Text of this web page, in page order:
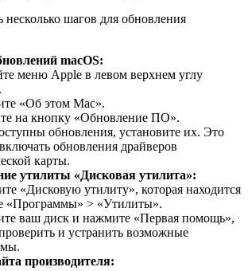
несколько шагов для обновления
macOS:
меню Apple в левом верхнем углу
«Об этом Mac».
на кнопку «Обновление ПО».
обновления, установите их. Это
обновления драйверов
карты.
утилиты «Дисковая утилита»:
«Дисковую утилиту», которая находится
«Программы» > «Утилиты».
ваш диск и нажмите «Первая помощь»,
и устранить возможные
производителя: